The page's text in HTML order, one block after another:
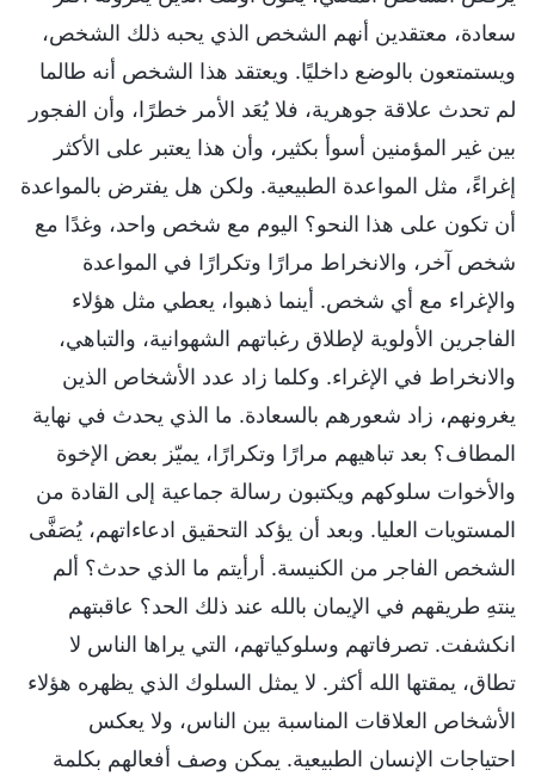
سعادة، معتقدين أنهم الشخص الذي يحبه ذلك الشخص،
ويستمتعون بالوضع داخليًا. ويعتقد هذا الشخص أنه طالما
لم تحدث علاقة جوهرية، فلا يُعَد الأمر خطرًا، وأن الفجور
بين غير المؤمنين أسوأ بكثير، وأن هذا يعتبر على الأكثر
إغراءً، مثل المواعدة الطبيعية. ولكن هل يفترض بالمواعدة
أن تكون على هذا النحو؟ اليوم مع شخص واحد، وغدًا مع
شخص آخر، والانخراط مرارًا وتكرارًا في المواعدة
والإغراء مع أي شخص. أينما ذهبوا، يعطي مثل هؤلاء
الفاجرين الأولوية لإطلاق رغباتهم الشهوانية، والتباهي،
والانخراط في الإغراء. وكلما زاد عدد الأشخاص الذين
يغرونهم، زاد شعورهم بالسعادة. ما الذي يحدث في نهاية
المطاف؟ بعد تباهيهم مرارًا وتكرارًا، يميّز بعض الإخوة
والأخوات سلوكهم ويكتبون رسالة جماعية إلى القادة من
المستويات العليا. وبعد أن يؤكد التحقيق ادعاءاتهم، يُصَفَّى
الشخص الفاجر من الكنيسة. أرأيتم ما الذي حدث؟ ألم
ينتهِ طريقهم في الإيمان بالله عند ذلك الحد؟ عاقبتهم
انكشفت. تصرفاتهم وسلوكياتهم، التي يراها الناس لا
تطاق، يمقتها الله أكثر. لا يمثل السلوك الذي يظهره هؤلاء
الأشخاص العلاقات المناسبة بين الناس، ولا يعكس
احتياجات الإنسان الطبيعية. يمكن وصف أفعالهم بكلمة